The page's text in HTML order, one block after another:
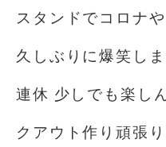
スタンドでコロナ
久しぶりに爆笑し
連休 少しでも楽し
クアウト作り頑張